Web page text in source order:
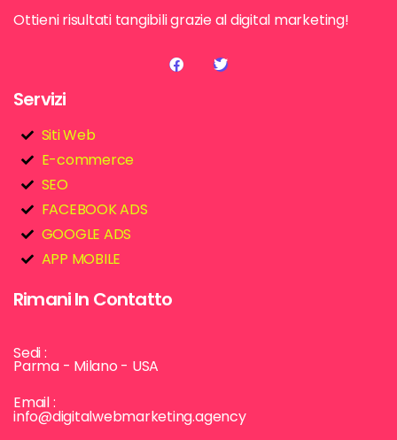
Ottieni risultati tangibili grazie al digital marketing!
Servizi
Siti Web
E-commerce
SEO
FACEBOOK ADS
GOOGLE ADS
APP MOBILE
Rimani In Contatto
Sedi :
Parma - Milano - USA
Email :
info@digitalwebmarketing.agency